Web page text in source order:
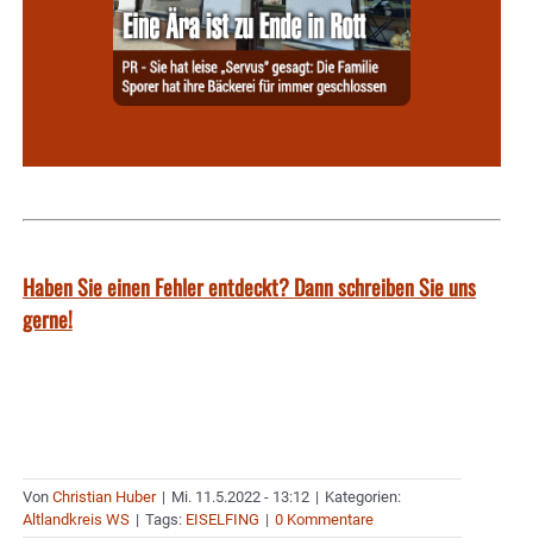
Haben Sie einen Fehler entdeckt? Dann schreiben Sie uns
gerne!
Von Christian Huber | Mi. 11.5.2022 - 13:12 | Kategorien:
Altlandkreis WS | Tags: EISELFING | 0 Kommentare